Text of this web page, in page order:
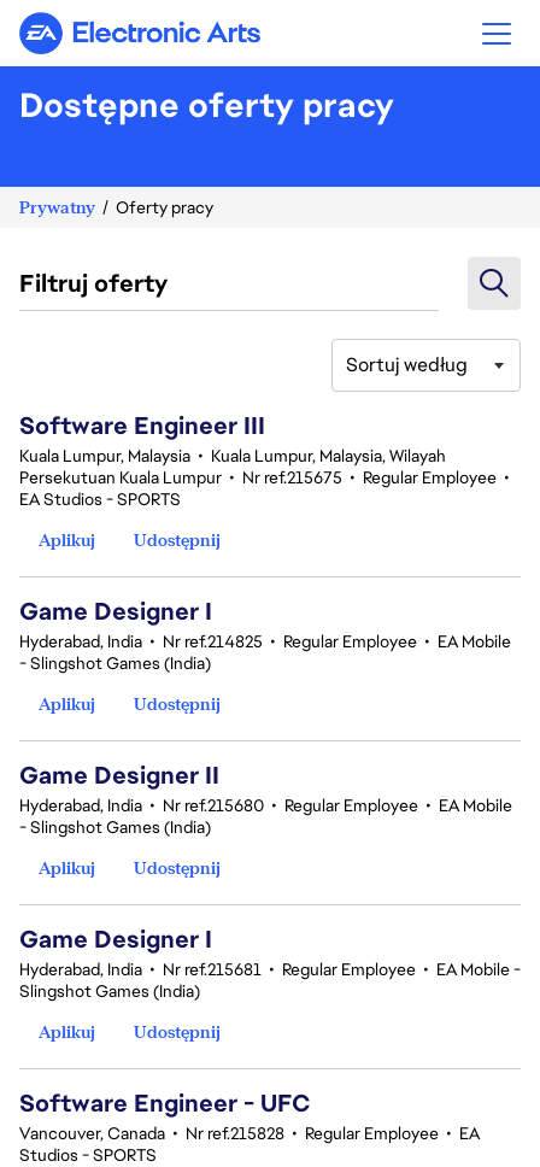
Electronic Arts
Dostępne oferty pracy
Prywatny Oferty pracy
Filtruj oferty
Sortuj według
Software Engineer III
Kuala Lumpur, Malaysia • Kuala Lumpur, Malaysia, Wilayah
Persekutuan Kuala Lumpur • Nr ref.215675 • Regular Employee •
EA Studios - SPORTS
Aplikuj
Udostępnij
Game Designer I
Hyderabad, India • Nr ref.214825 • Regular Employee • EA Mobile
- Slingshot Games (India)
Aplikuj
Udostępnij
Game Designer II
Hyderabad, India • Nr ref.215680 • Regular Employee • EA Mobile
- Slingshot Games (India)
Aplikuj
Udostępnij
Game Designer I
Hyderabad, India • Nr ref.215681 • Regular Employee • EA Mobile -
Slingshot Games (India)
Aplikuj
Udostępnij
Software Engineer - UFC
Vancouver, Canada • Nr ref.215828 • Regular Employee • EA
Studios - SPORTS